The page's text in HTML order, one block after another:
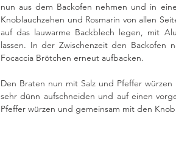
nun aus dem Backofen nehmen und in
Knoblauchzehen und Rosmarin von allen
auf das lauwarme Backblech legen, mit
lassen. In der Zwischenzeit den Backofen
Focaccia Brötchen erneut aufbacken.
Den Braten nun mit Salz und Pfeffer
sehr dünn aufschneiden und auf einen
Pfeffer würzen und gemeinsam mit den